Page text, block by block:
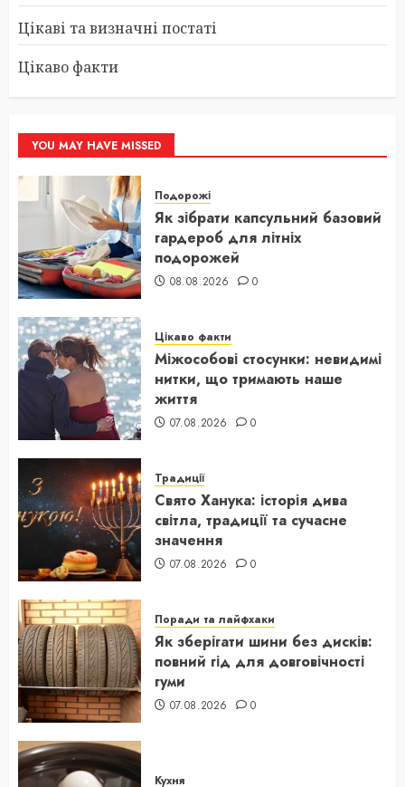
Цікаві та визначні постаті
Цікаво факти
YOU MAY HAVE MISSED
Подорожі
Як зібрати капсульний базовий
гардероб для літніх
подорожей
08.08.2026 0
Цікаво факти
Міжособові стосунки: невидимі
нитки, що тримають наше
життя
07.08.2026 0
Традиції
Свято Ханука: історія дива
світла, традиції та сучасне
значення
07.08.2026 0
Поради та лайфхаки
Як зберігати шини без дисків:
повний гід для довговічності
гуми
07.08.2026 0
Кухня